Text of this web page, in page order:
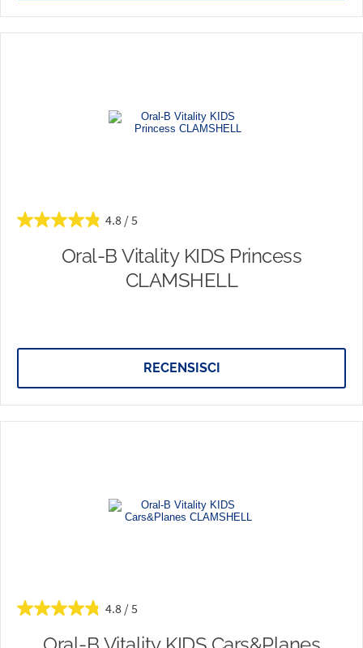
4.8
Oral-B Vitality KIDS Princess
CLAMSHELL
RECENSISCI
4.8